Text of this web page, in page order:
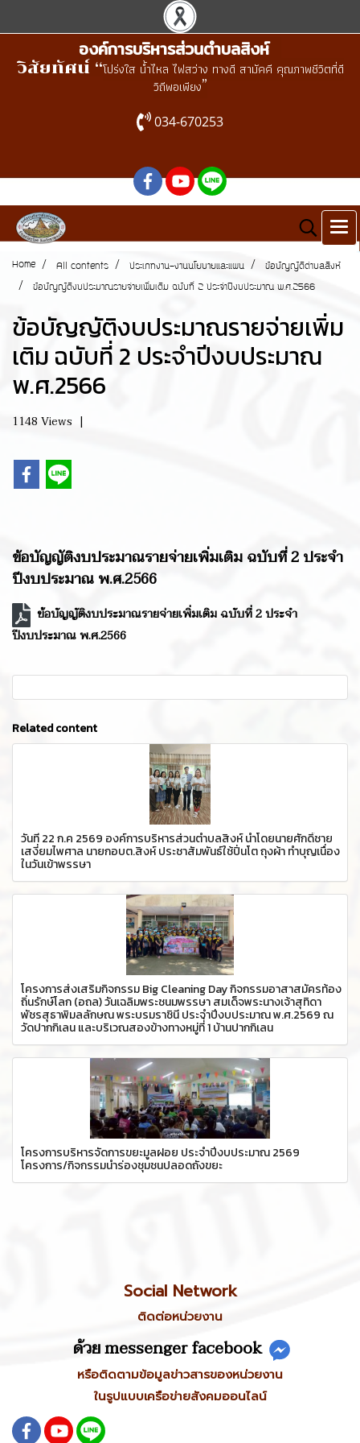
องค์การบริหารส่วนตำบลสิงห์
วิสัยทัศน์ “โปร่งใส น้ำไหล ไฟสว่าง ทางดี สามัคคี คุณภาพชีวิตที่ดี
วิถีพอเพียง”
034-670253
Home All contents ประเภทงาน-งานนโยบายและแผน ข้อบัญญัติตำบลสิงห์
ข้อบัญญัติงบประมาณรายจ่ายเพิ่มเติม ฉบับที่ 2 ประจำปีงบประมาณ พ.ศ.2566
ข้อบัญญัติงบประมาณรายจ่ายเพิ่ม
เติม ฉบับที่ 2 ประจำปีงบประมาณ
พ.ศ.2566
1148 Views |
ข้อบัญญัติงบประมาณรายจ่ายเพิ่มเติม ฉบับที่ 2 ประจำ
ปีงบประมาณ พ.ศ.2566
ข้อบัญญัติงบประมาณรายจ่ายเพิ่มเติม ฉบับที่ 2 ประจำ
ปีงบประมาณ พ.ศ.2566
Related content
วันที่่ 22 ก.ค 2569 องค์การบริหารส่วนตำบลสิงห์ นำโดยนายศักดิ์ชาย
เสงี่ยมไพศาล นายกอบต.สิงห์ ประชาสัมพันธ์ใช้ปิ่นโต ถุงผ้า ทำบุญเนื่อง
ในวันเข้าพรรษา
โครงการส่งเสริมกิจกรรม Big Cleaning Day กิจกรรมอาสาสมัครท้อง
ถิ่นรักษ์โลก (อถล) วันเฉลิมพระชนมพรรษา สมเด็จพระนางเจ้าสุทิดา
พัชรสุธาพิมลลักษณ พระบรมราชินี ประจำปีงบประมาณ พ.ศ.2569 ณ
วัดปากกิเลน และบริเวณสองข้างทางหมู่ที่่ 1 บ้านปากกิเลน
โครงการบริหารจัดการขยะมูลฝอย ประจำปีงบประมาณ 2569
โครงการ/กิจกรรมนำร่องชุมชนปลอดถังขยะ
Social Network
ติดต่อหน่วยงาน
ด้วย messenger facebook
หรือติดตามข้อมูลข่าวสารของหน่วยงาน
ในรูปแบบเครือข่ายสังคมออนไลน์